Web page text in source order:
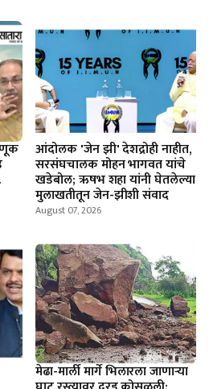
आंदोलक 'जेन झी' देशद्रोही नाहीत,
सरसंघचालक मोहन भागवत यांचे
खडेबोल; ऋषभ शहा यांनी घेतलेल्या
मुलाखतीतून जेन-झीशी संवाद
August 07, 2026
मेढा-मार्ली मार्गे भिलारला जाणाऱ्या